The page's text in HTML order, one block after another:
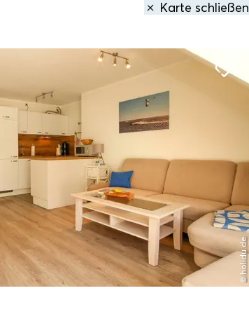
Karte schließen
© holidu.de